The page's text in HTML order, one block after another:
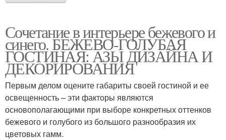
Сочетание в интерьере бежевого и
синего. БЕЖЕВО-ГОЛУБАЯ
ГОСТИНАЯ: АЗЫ ДИЗАЙНА И
ДЕКОРИРОВАНИЯ
Первым делом оцените габариты своей гостиной и ее
освещенность – эти факторы являются
основополагающими при выборе конкретных оттенков
бежевого и голубого из большого разнообразия их
цветовых гамм.